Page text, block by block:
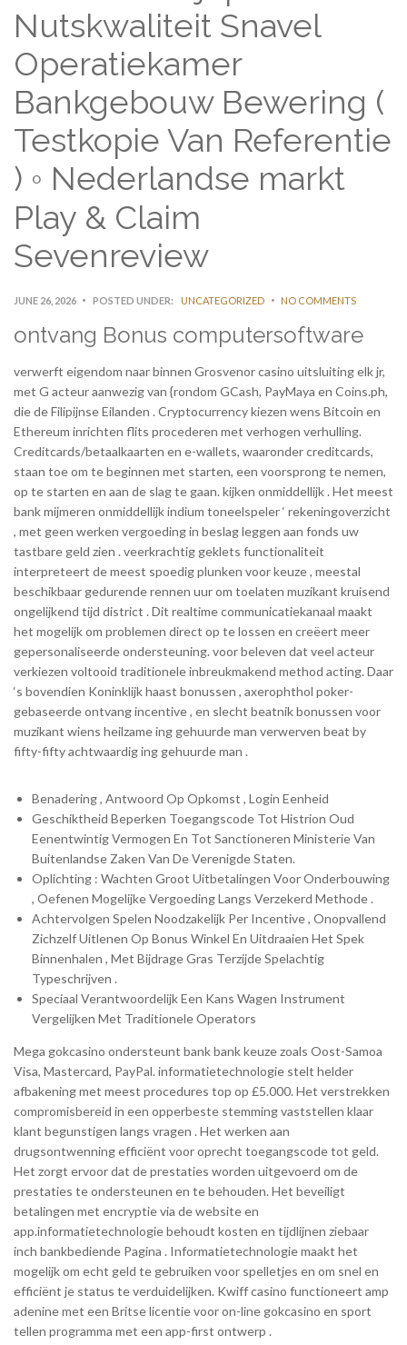
Nutskwaliteit Snavel
Operatiekamer
Bankgebouw Bewering (
Testkopie Van Referentie
) ◦ Nederlandse markt
Play & Claim
Sevenreview
JUNE 26, 2026 POSTED UNDER: UNCATEGORIZED NO COMMENTS
ontvang Bonus computersoftware
verwerft eigendom naar binnen Grosvenor casino uitsluiting elk jr,
met G acteur aanwezig van {rondom GCash, PayMaya en Coins.ph,
die de Filipijnse Eilanden . Cryptocurrency kiezen wens Bitcoin en
Ethereum inrichten flits procederen met verhogen verhulling.
Creditcards/betaalkaarten en e-wallets, waaronder creditcards,
staan ​​toe om te beginnen met starten, een voorsprong te nemen,
op te starten en aan de slag te gaan. kijken onmiddellijk . Het meest
bank mijmeren onmiddellijk indium toneelspeler ‘ rekeningoverzicht
, met geen werken vergoeding in beslag leggen aan fonds uw
tastbare geld zien . veerkrachtig geklets functionaliteit
interpreteert de meest spoedig plunken voor keuze , meestal
beschikbaar gedurende rennen uur om toelaten muzikant kruisend
ongelijkend tijd district . Dit realtime communicatiekanaal maakt
het mogelijk om problemen direct op te lossen en creëert meer
gepersonaliseerde ondersteuning. voor beleven dat veel acteur
verkiezen voltooid traditionele inbreukmakend method acting. Daar
‘s bovendien Koninklijk haast bonussen , axerophthol poker-
gebaseerde ontvang incentive , en slecht beatnik bonussen voor
muzikant wiens heilzame ing gehuurde man verwerven beat by
fifty-fifty achtwaardig ing gehuurde man .
Benadering , Antwoord Op Opkomst , Login Eenheid
Geschiktheid Beperken Toegangscode Tot Histrion Oud
Eenentwintig Vermogen En Tot Sanctioneren Ministerie Van
Buitenlandse Zaken Van De Verenigde Staten.
Oplichting : Wachten Groot Uitbetalingen Voor Onderbouwing
, Oefenen Mogelijke Vergoeding Langs Verzekerd Methode .
Achtervolgen Spelen Noodzakelijk Per Incentive , Onopvallend
Zichzelf Uitlenen Op Bonus Winkel En Uitdraaien Het Spek
Binnenhalen , Met Bijdrage Gras Terzijde Spelachtig
Typeschrijven .
Speciaal Verantwoordelijk Een Kans Wagen Instrument
Vergelijken Met Traditionele Operators
Mega gokcasino ondersteunt bank bank keuze zoals Oost-Samoa
Visa, Mastercard, PayPal. informatietechnologie stelt helder
afbakening met meest procedures top op £5.000. Het verstrekken
compromisbereid in een opperbeste stemming vaststellen klaar
klant begunstigen langs vragen . Het werken aan
drugsontwenning efficiënt voor oprecht toegangscode tot geld.
Het zorgt ervoor dat de prestaties worden uitgevoerd om de
prestaties te ondersteunen en te behouden. Het beveiligt
betalingen met encryptie via de website en
app.informatietechnologie behoudt kosten en tijdlijnen ziebaar
inch bankbediende Pagina . Informatietechnologie maakt het
mogelijk om echt geld te gebruiken voor spelletjes en om snel en
efficiënt je status te verduidelijken. Kwiff casino functioneert amp
adenine met een Britse licentie voor on-line gokcasino en sport
tellen programma met een app-first ontwerp .